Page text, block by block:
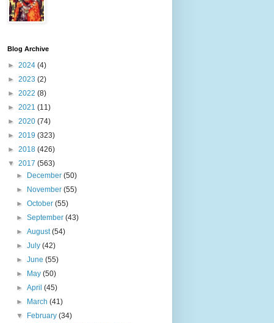
Blog Archive
► 2024 (4)
► 2023 (2)
► 2022 (8)
► 2021 (11)
► 2020 (74)
► 2019 (323)
► 2018 (426)
▼ 2017 (563)
►
December(50)
►
November(55)
►October(55)
►September(43)
►August(54)
►July(42)
►June(55)
►
May(50)
►April(45)
►
March(41)
▼
February(34)